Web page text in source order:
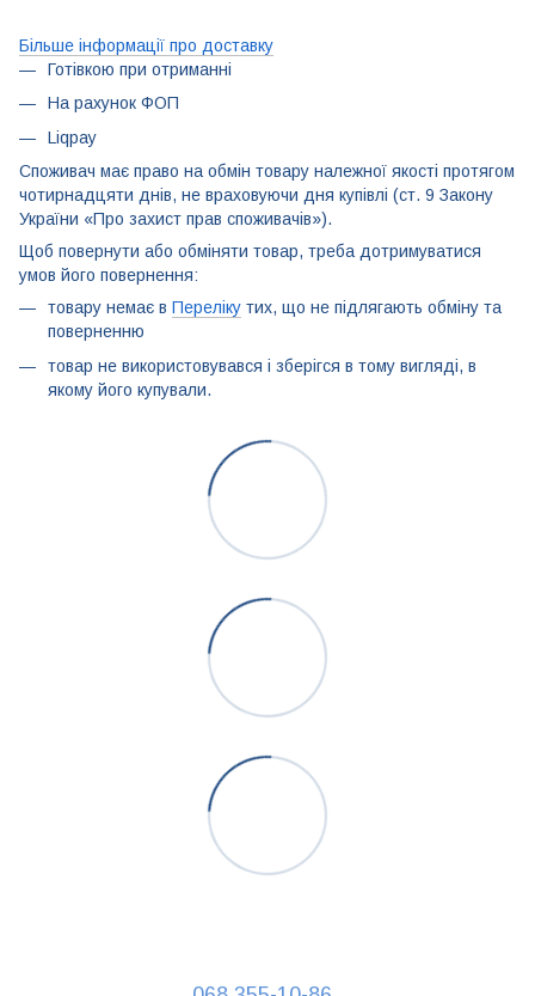
Більше інформації про доставку
Готівкою при отриманні
На рахунок ФОП
Liqpay
Споживач має право на обмін товару належної якості протягом
чотирнадцяти днів, не враховуючи дня купівлі (ст. 9 Закону
України «Про захист прав споживачів»).
Щоб повернути або обміняти товар, треба дотримуватися
умов його повернення:
товару немає в Переліку тих, що не підлягають обміну та
поверненню
товар не використовувався і зберігся в тому вигляді, в
якому його купували.